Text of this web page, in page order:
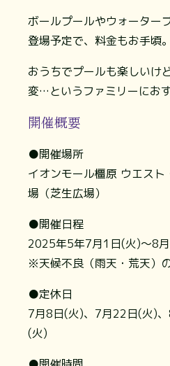
ボールプールやウォーター
登場予定で、料金もお手頃。
おうちでプールも楽しいけ
変…というファミリーにお
開催概要
●開催場所
イオンモール橿原 ウエス
場（芝生広場）
●開催日程
2025年5年7月1日(火)～8
※天候不良（雨天・荒天）
●定休日
7月8日(火)、7月22日(火)
(火)